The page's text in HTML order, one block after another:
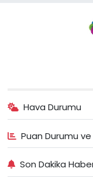
Hava Durumu
Puan Durumu ve
Son Dakika